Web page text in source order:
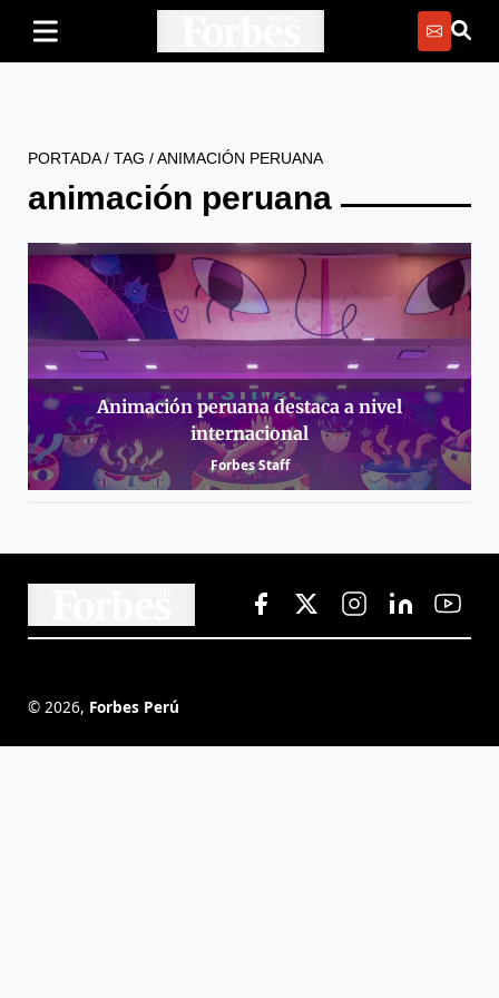
PORTADA/ TAG /ANIMACIÓN PERUANA
animación peruana
Animación peruana destaca a nivel
internacional
Forbes Staff
© 2026, Forbes Perú